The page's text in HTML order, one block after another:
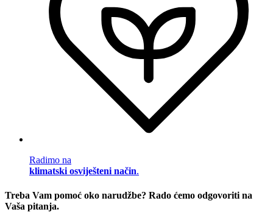
Radimo na
klimatski osviješteni način.
Treba Vam pomoć oko narudžbe? Rado ćemo odgovoriti na
Vaša pitanja.